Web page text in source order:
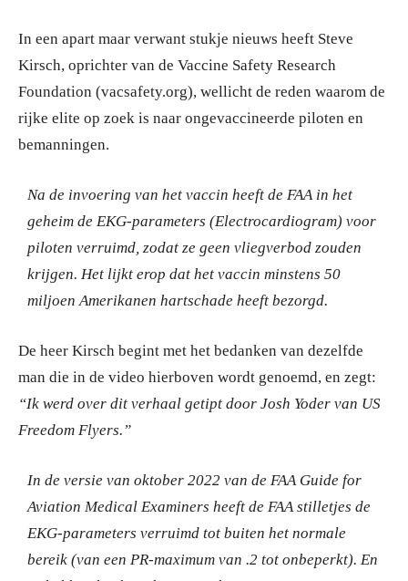
In een apart maar verwant stukje nieuws heeft Steve
Kirsch, oprichter van de Vaccine Safety Research
Foundation (vacsafety.org), wellicht de reden waarom de
rijke elite op zoek is naar ongevaccineerde piloten en
bemanningen.
Na de invoering van het vaccin heeft de FAA in het
geheim de EKG-parameters (Electrocardiogram) voor
piloten verruimd, zodat ze geen vliegverbod zouden
krijgen. Het lijkt erop dat het vaccin minstens 50
miljoen Amerikanen hartschade heeft bezorgd.
De heer Kirsch begint met het bedanken van dezelfde
man die in de video hierboven wordt genoemd, en zegt:
“Ik werd over dit verhaal getipt door Josh Yoder van US
Freedom Flyers.”
In de versie van oktober 2022 van de FAA Guide for
Aviation Medical Examiners heeft de FAA stilletjes de
EKG-parameters verruimd tot buiten het normale
bereik (van een PR-maximum van .2 tot onbeperkt). En